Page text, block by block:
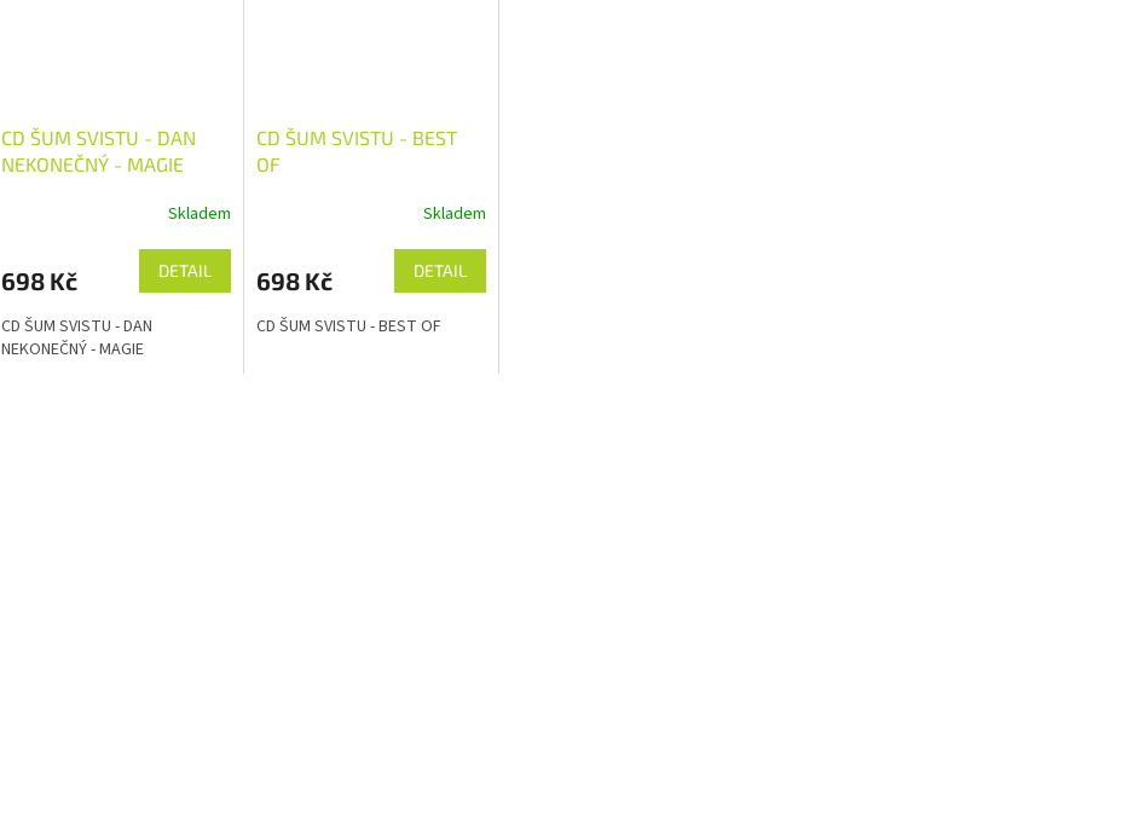
CD ŠUM SVISTU - DAN
NEKONEČNÝ - MAGIE
Skladem
698 Kč DETAIL
CD ŠUM SVISTU - DAN
NEKONEČNÝ - MAGIE
CD ŠUM SVISTU - BEST
OF
Skladem
698 Kč DETAIL
CD ŠUM SVISTU - BEST OF